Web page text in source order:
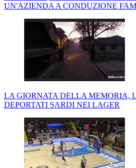
UN'AZIENDA A CONDUZIONE
LA GIORNATA DELLA MEMORIA,
DEPORTATI SARDI NEI LAGER